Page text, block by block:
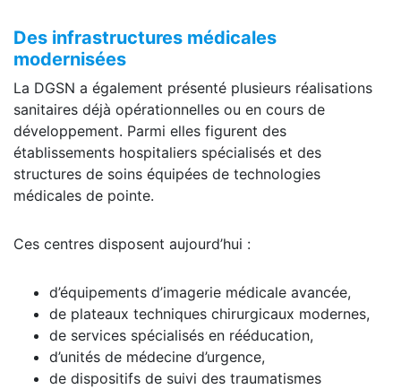
Des infrastructures médicales
modernisées
La DGSN a également présenté plusieurs réalisations
sanitaires déjà opérationnelles ou en cours de
développement. Parmi elles figurent des
établissements hospitaliers spécialisés et des
structures de soins équipées de technologies
médicales de pointe.
Ces centres disposent aujourd’hui :
d’équipements d’imagerie médicale avancée,
de plateaux techniques chirurgicaux modernes,
de services spécialisés en rééducation,
d’unités de médecine d’urgence,
de dispositifs de suivi des traumatismes